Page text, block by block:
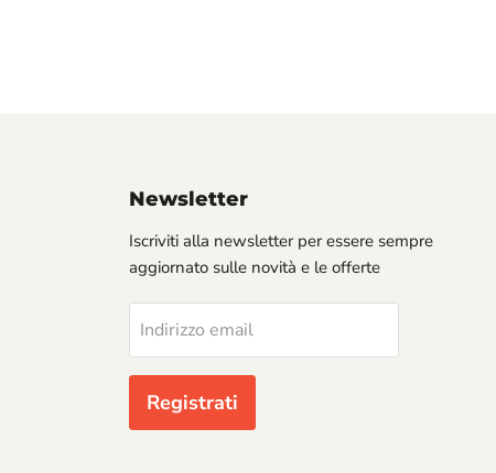
Newsletter
Iscriviti alla newsletter per essere sempre
aggiornato sulle novità e le offerte
Indirizzo email
Registrati